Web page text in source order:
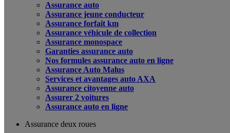
Assurance auto
Assurance jeune conducteur
Assurance forfait km
Assurance véhicule de collection
Assurance monospace
Garanties assurance auto
Nos formules assurance auto en ligne
Assurance Auto Malus
Services et avantages auto AXA
Assurance citoyenne auto
Assurer 2 voitures
Assurance auto en ligne
Assurance deux roues